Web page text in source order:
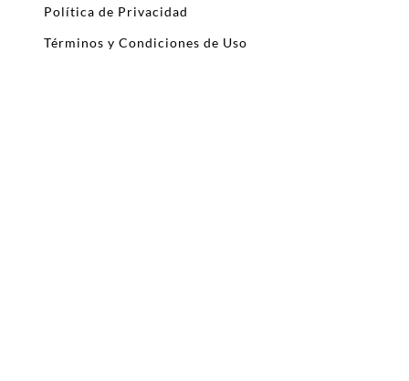
Política de Privacidad
Términos y Condiciones de Uso